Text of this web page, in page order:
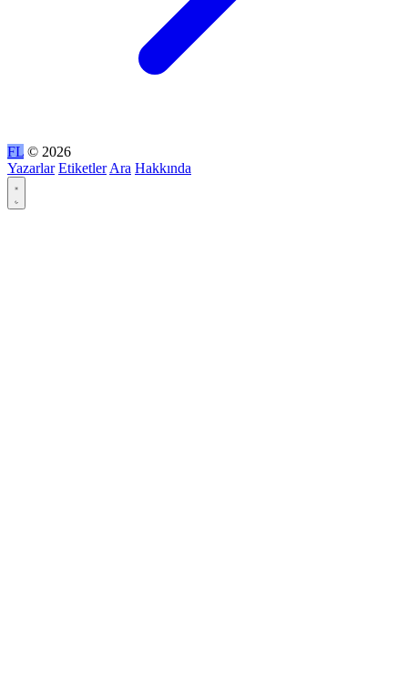
FL © 2026
Yazarlar Etiketler Ara Hakkında